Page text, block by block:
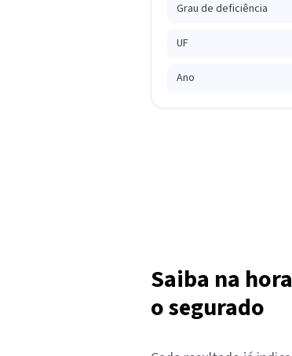
Grau de deficiência
UF
Ano
Saiba na
o segurado